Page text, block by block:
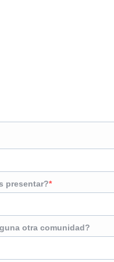
presentar?
otra comunidad?